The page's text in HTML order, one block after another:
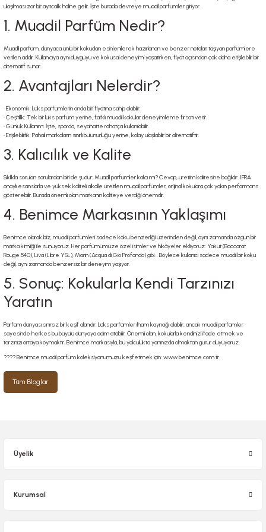
ulaşılması zor bir ayrıcalık haline gelir. İşte burada devreye muadil parfümler giriyor.
1. Muadil Parfüm Nedir?
Muadil parfüm, dünyaca ünlü bir kokudan esinlenilerek hazırlanan ve benzer notaları taşıyan parfümlere
verilen addır. Kullanıcıya aynı duyguyu ve kokusal deneyimi yaşatırken, fiyat açısından çok daha erişilebilir bir
alternatif sunar.
2. Avantajları Nelerdir?
• Ekonomik: Lüks parfümlerin onda biri fiyatına sahip olabilir.
• Çeşitlilik: Tek bir lüks parfüm yerine, farklı muadil kokular deneyimleme fırsatı verir.
• Günlük Kullanım: İşte, sporda, seyahatte rahatça kullanılabilir.
• Erişilebilirlik: Pahalı markaların sınırlı bulunurluğu yerine, kolay ulaşılabilir bir alternatiftir.
3. Kalıcılık ve Kalite
Sıklıkla sorulan sorulardan biri de şudur: Muadil parfümler kalıcı mı? Cevap, üretim kalitesine bağlıdır. IFRA
onaylı esanslarla ve yüksek kaliteli alkolle üretilen muadil parfümler, orijinal kokulara çok yakın performans
gösterebilir. Burada önemli olan markanın kaliteye verdiği önemdir.
4. Benimce Markasının Yaklaşımı
Benimce olarak biz, muadil parfümleri sadece koku benzerliği üzerinden değil, aynı zamanda özgün bir
marka kimliği ile sunuyoruz. Her parfümümüze özel isimler ve hikâyeler ekliyoruz: Yakut (Baccarat
Rouge 540), Liva (Libre YSL), Marin (Acqua di Gio Profondo) gibi... Böylece kullanıcı sadece muadil bir koku
değil, aynı zamanda benzersiz bir deneyim yaşıyor.
5. Sonuç: Kokularla Kendi Tarzınızı
Yaratın
Parfüm dünyası sınırsız bir keşif alanıdır. Lüks parfümler ilham kaynağı olabilir, ancak muadil parfümler
sayesinde herkes bu büyülü dünyaya adım atabilir. Önemli olan, kokularla kendinizi ifade etmek ve
tarzınızı ortaya koymaktır. Benimce markasıyla, bu yolculukta yanınızda olmaktan gurur duyuyoruz.
???? Benimce muadil parfüm koleksiyonumuzu keşfetmek için: www.benimce.com.tr
Tüm Bloglar
Üyelik
Kurumsal